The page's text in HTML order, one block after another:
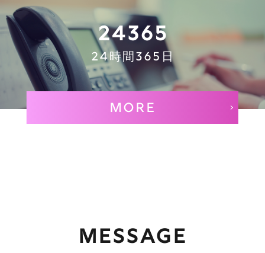
24365
24時間365日
MORE
MESSAGE